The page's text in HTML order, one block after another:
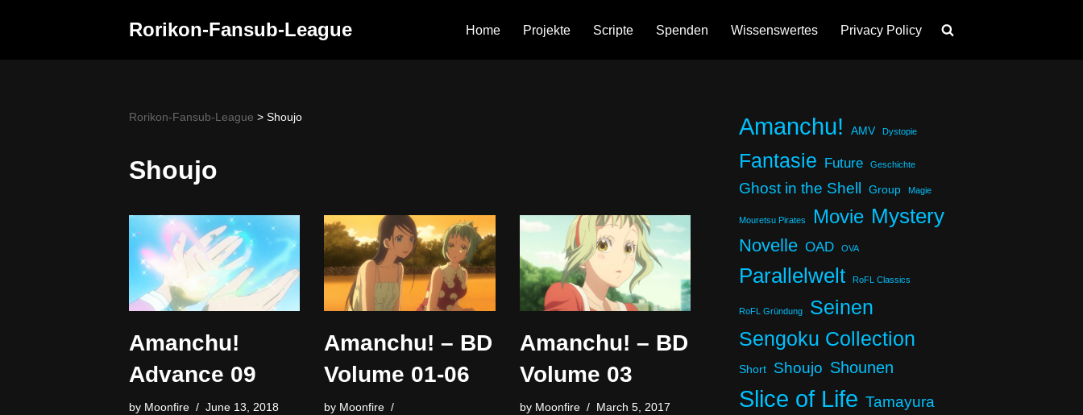
Rorikon-Fansub-League Home Projekte Scripte Spenden Wissenswertes Privacy Policy
Rorikon-Fansub-League > Shoujo
Shoujo
Amanchu!
Advance 09
by Moonfire June 13, 2018
Amanchu! – BD
Volume 01-06
by Moonfire
Amanchu! – BD
Volume 03
by Moonfire March 5, 2017
Amanchu! AMV Dystopie
Fantasie Future Geschichte
Ghost in the Shell Group Magie
Mouretsu Pirates Movie Mystery
Novelle OAD OVA
Parallelwelt RoFL Classics
RoFL Gründung
Seinen
Sengoku Collection
Short Shoujo Shounen
Slice of Life Tamayura